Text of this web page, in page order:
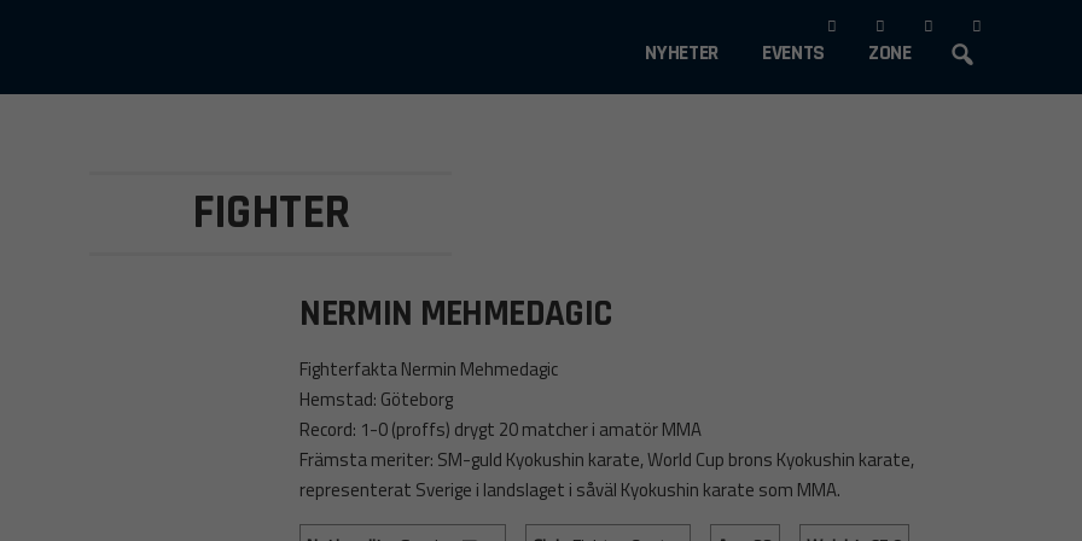
NYHETER EVENTS ZONE
FIGHTER
NERMIN MEHMEDAGIC
Fighterfakta Nermin Mehmedagic
Hemstad: Göteborg
Record: 1-0 (proffs) drygt 20 matcher i amatör MMA
Främsta meriter: SM-guld Kyokushin karate, World Cup brons Kyokushin karate,
representerat Sverige i landslaget i såväl Kyokushin karate som MMA.